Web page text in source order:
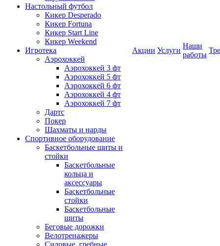
Настольный футбол
Кикер Desperado
Кикер Fortuna
Кикер Start Line
Кикер Weekend
Игротека
Аэрохоккей
Аэрохоккей 3 фт
Аэрохоккей 5 фт
Аэрохоккей 6 фт
Аэрохоккей 4 фт
Аэрохоккей 7 фт
Дартс
Покер
Шахматы и нарды
Спортивное оборудование
Баскетбольные щиты и
стойки
Баскетбольные
кольца и
аксессуары
Баскетбольные
стойки
Баскетбольные
щиты
Беговые дорожки
Велотренажеры
Силовые, гребные,
Акции Услуги
Наши
работы